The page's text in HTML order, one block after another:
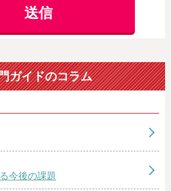
送信
ガイドのコラム
今後の課題